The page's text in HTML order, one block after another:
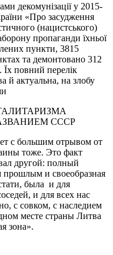
декомунізації у 2015-
«Про засудження
(нацистського)
пропаганди їхньої
пункти, 3815
та демонтовано 312
Їх повний перелік
й актуальна, на злобу
СССР
с большим отрывом от
тоже. Это факт
другой: полный
прошлым и своеобразная
была и для
и для всех нас
с совком, с наследием
месте страны Литва
зона».